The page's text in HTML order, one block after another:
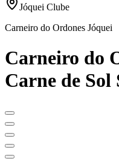
Jóquei Clube
Carneiro do Ordones Jóquei
Carneiro do
Carne de